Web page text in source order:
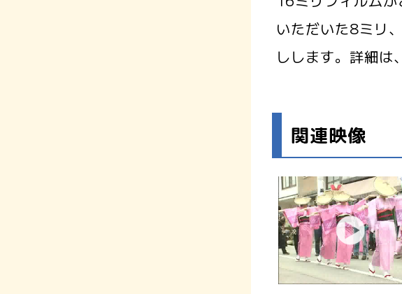
いただいた8ミリ
しします。詳細は
関連映像